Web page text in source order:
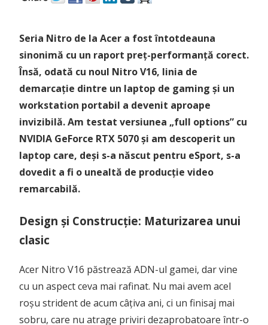
Seria Nitro de la Acer a fost întotdeauna
sinonimă cu un raport preț-performanță corect.
Însă, odată cu noul Nitro V16, linia de
demarcație dintre un laptop de gaming și un
workstation portabil a devenit aproape
invizibilă. Am testat versiunea „full options” cu
NVIDIA GeForce RTX 5070 și am descoperit un
laptop care, deși s-a născut pentru eSport, s-a
dovedit a fi o unealtă de producție video
remarcabilă.
Design și Construcție: Maturizarea unui
clasic
Acer Nitro V16 păstrează ADN-ul gamei, dar vine
cu un aspect ceva mai rafinat. Nu mai avem acel
roșu strident de acum câțiva ani, ci un finisaj mai
sobru, care nu atrage priviri dezaprobatoare într-o